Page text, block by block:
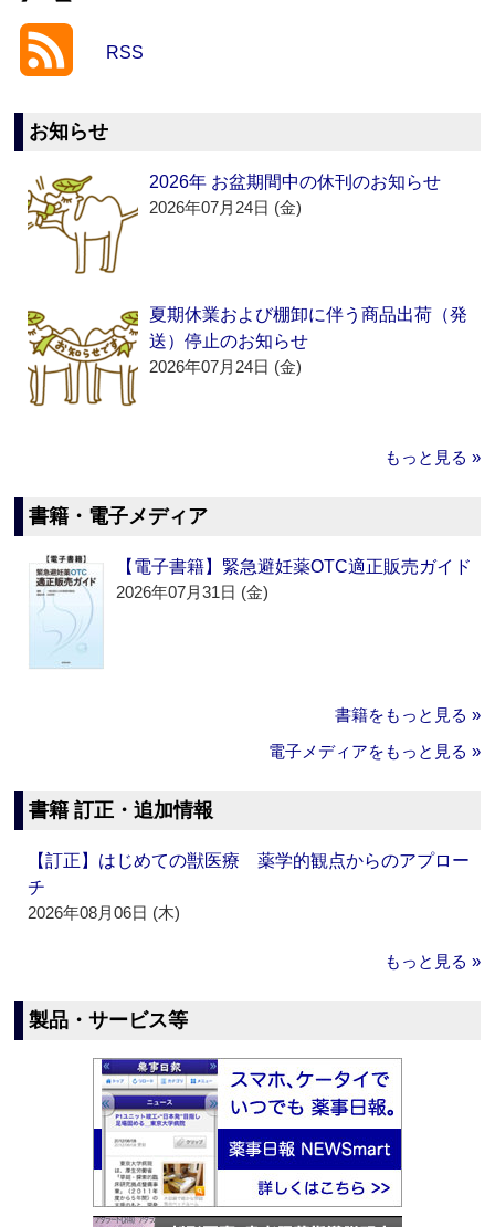
RSS
お知らせ
2026年 お盆期間中の休刊のお知らせ
2026年07月24日 (金)
夏期休業および棚卸に伴う商品出荷（発
送）停止のお知らせ
2026年07月24日 (金)
もっと見る »
書籍・電子メディア
【電子書籍】緊急避妊薬OTC適正販売ガイド
2026年07月31日 (金)
書籍をもっと見る »
電子メディアをもっと見る »
書籍 訂正・追加情報
【訂正】はじめての獣医療 薬学的観点からのアプロー
チ
2026年08月06日 (木)
もっと見る »
製品・サービス等